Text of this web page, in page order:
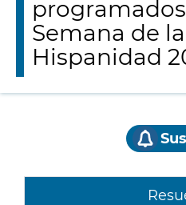
Semana de la
Hispanidad